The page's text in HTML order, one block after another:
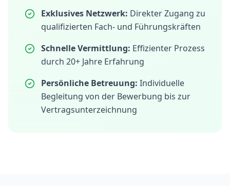
Exklusives Netzwerk: Direkter Zugang zu
qualifizierten Fach- und Führungskräften
Schnelle Vermittlung: Effizienter Prozess
durch 20+ Jahre Erfahrung
Persönliche Betreuung: Individuelle
Begleitung von der Bewerbung bis zur
Vertragsunterzeichnung